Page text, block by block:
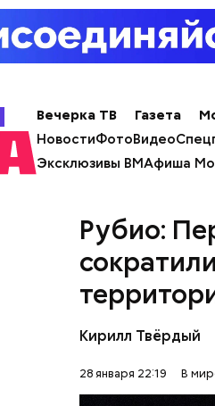
Вечерка ТВ Газета
НовостиФотоВидео
Эксклюзивы ВМАфиша
Рубио:
Кирилл Твёрдый
28 января 22:19 В
а драконовыми
местные жители
в медицинских